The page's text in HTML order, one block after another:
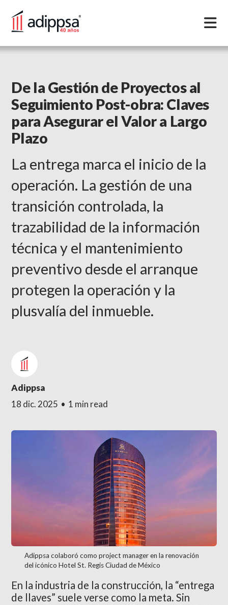
ENGLISH VERSION
SERVICIOS
PORTAFOLIOS
BLOG
CONTACTO
De la Gestión de Proyectos al
Seguimiento Post-obra: Claves
para Asegurar el Valor a Largo
Plazo
La entrega marca el inicio de la
operación. La gestión de una
transición controlada, la
trazabilidad de la información
técnica y el mantenimiento
preventivo desde el arranque
protegen la operación y la
plusvalía del inmueble.
Adippsa
18 dic. 2025 • 1 min read
Adippsa colaboró como project manager en la renovación
del icónico Hotel St. Regis Ciudad de México
En la industria de la construcción, la “entrega
de llaves” suele verse como la meta. Sin